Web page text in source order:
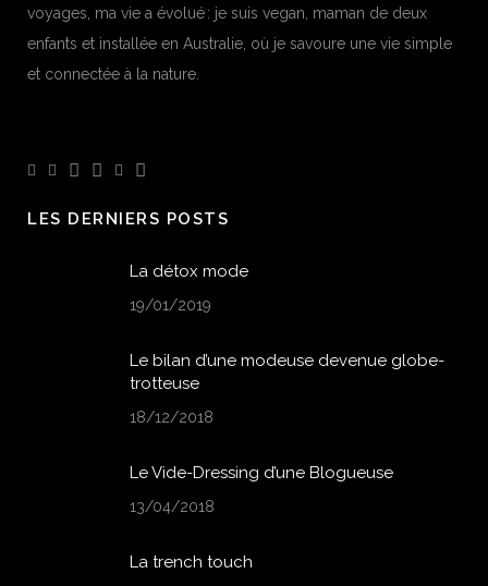
voyages, ma vie a évolué : je suis vegan, maman de deux
enfants et installée en Australie, où je savoure une vie simple
et connectée à la nature.
LES DERNIERS POSTS
La détox mode
19/01/2019
Le bilan d’une modeuse devenue globe-
trotteuse
18/12/2018
Le Vide-Dressing d’une Blogueuse
13/04/2018
La trench touch